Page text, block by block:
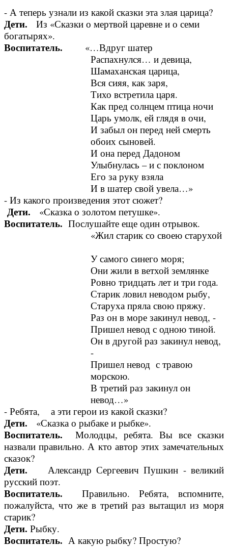
- А теперь узнали из какой сказки эта злая царица?
Дети. Из «Сказки о мертвой царевне и о семи
богатырях».
Воспитатель. «…Вдруг шатер
Распахнулся… и девица,
Шамаханская царица,
Вся сияя, как заря,
Тихо встретила царя.
Как пред солнцем птица ночи
Царь умолк, ей глядя в очи,
И забыл он перед ней смерть
обоих сыновей.
И она перед Дадоном
Улыбнулась – и с поклоном
Его за руку взяла
И в шатер свой увела…»
- Из какого произведения этот сюжет?
Дети. «Сказка о золотом петушке».
Воспитатель. Послушайте еще один отрывок.
«Жил старик со своею старухой
У самого синего моря;
Они жили в ветхой землянке
Ровно тридцать лет и три года.
Старик ловил неводом рыбу,
Старуха пряла свою пряжу.
Раз он в море закинул невод, -
Пришел невод с одною тиной.
Он в другой раз закинул невод,
-
Пришел невод с травою
морскою.
В третий раз закинул он
невод…»
- Ребята, а эти герои из какой сказки?
Дети. «Сказка о рыбаке и рыбке».
Воспитатель. Молодцы, ребята. Вы все сказки
назвали правильно. А кто автор этих замечательных
сказок?
Дети. Александр Сергеевич Пушкин - великий
русский поэт.
Воспитатель. Правильно. Ребята, вспомните,
пожалуйста, что же в третий раз вытащил из моря
старик?
Дети. Рыбку.
Воспитатель. А какую рыбку? Простую?